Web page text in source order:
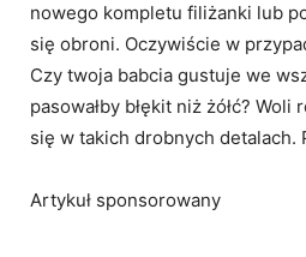
nowego kompletu filiżanki lub
się obroni. Oczywiście w
Czy twoja babcia gustuje we
pasowałby błękit niż żółć?
się w takich drobnych
Artykuł sponsorowany